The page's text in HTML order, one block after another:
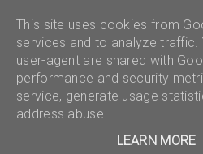
This site uses cookies from
services and to analyze traffic.
user-agent are shared with
performance and security
service, generate usage
address abuse.
LEARN MORE